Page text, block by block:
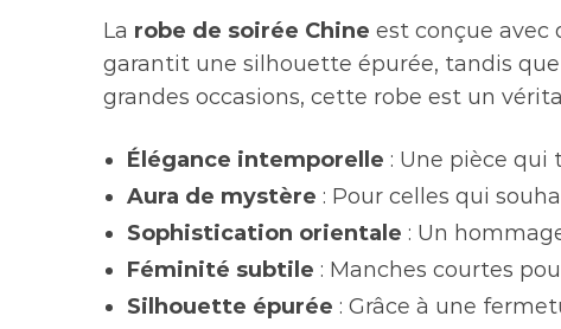
La robe de soirée Chine est conçue avec
garantit une silhouette épurée, tandis
grandes occasions, cette robe est un
Élégance intemporelle : Une pièce qui
Aura de mystère : Pour celles qui
Sophistication orientale : Un
Féminité subtile : Manches courtes
Silhouette épurée : Grâce à une